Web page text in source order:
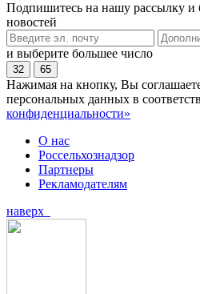
Подпишитесь на нашу рассылку и
новостей
и выберите большее число
32 65
Нажимая на кнопку, Вы
персональных данных в
конфиденциальности»
О нас
Россельхознадзор
Партнеры
Рекламодателям
наверх